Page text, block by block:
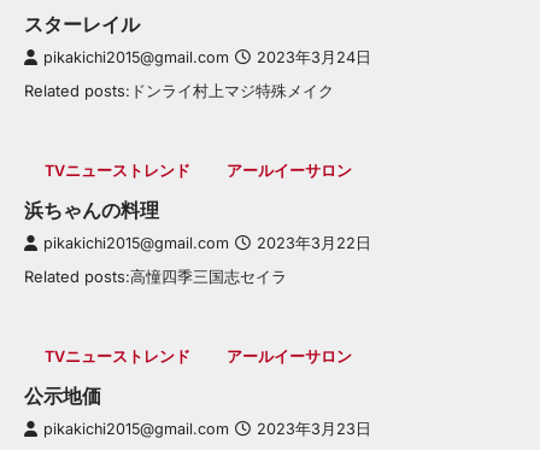
スターレイル
pikakichi2015@gmail.com 2023年3月24日
Related posts:ドンライ村上マジ特殊メイク
TVニューストレンド アールイーサロン
浜ちゃんの料理
pikakichi2015@gmail.com 2023年3月22日
Related posts:高憧四季三国志セイラ
TVニューストレンド アールイーサロン
公示地価
pikakichi2015@gmail.com 2023年3月23日